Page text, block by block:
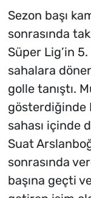
Sezon başı
sonrasında
Süper Lig’in
sahalara
golle tanıştı.
gösterdiğinde
sahası içinde
Suat
sonrasında
başına geçti